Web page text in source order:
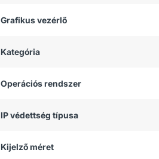
Grafikus vezérlő
Kategória
Operációs rendszer
IP védettség típusa
Kijelző méret